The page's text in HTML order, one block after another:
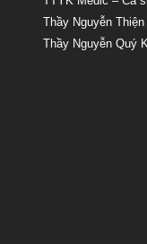
Thầy Nguyễn Thiện
Thầy Nguyễn Quý